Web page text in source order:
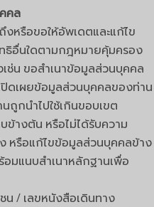
คล
งหรือขอให้อัพเดตและแก้ไข
อื่นใดตามกฎหมายคุ้มครอง
ช่น ขอสำเนาข้อมูลส่วนบุคคล
ปิดเผยข้อมูลส่วนบุคคลของท่าน
กนำไปใช้เกินขอบเขต
ข้างต้น หรือไม่ได้รับความ
หรือแก้ไขข้อมูลส่วนบุคคลข้าง
แนบสำเนาหลักฐานเพื่อ
น / เลขหนังสือเดินทาง